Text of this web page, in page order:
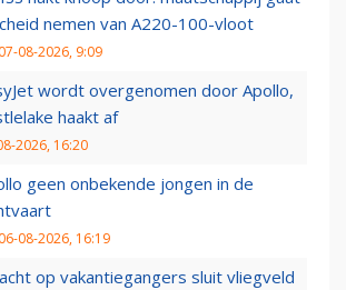
nemen van A220-100-vloot
07-08-2026, 9:09
wordt overgenomen door Apollo,
haakt af
2026, 16:20
geen onbekende jongen in de
06-08-2026, 16:19
op vakantiegangers sluit vliegveld